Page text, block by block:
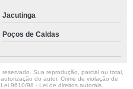
Jacutinga
Poços de Caldas
Sua reprodução, parcial ou total,
do autor. Crime de violação de
Lei 9610/98 - Lei de direitos autorais